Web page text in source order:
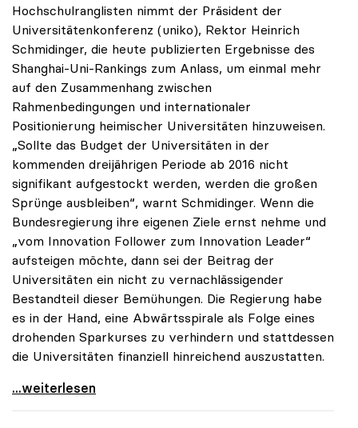
Hochschulranglisten nimmt der Präsident der
Universitätenkonferenz (uniko), Rektor Heinrich
Schmidinger, die heute publizierten Ergebnisse des
Shanghai-Uni-Rankings zum Anlass, um einmal mehr
auf den Zusammenhang zwischen
Rahmenbedingungen und internationaler
Positionierung heimischer Universitäten hinzuweisen.
„Sollte das Budget der Universitäten in der
kommenden dreijährigen Periode ab 2016 nicht
signifikant aufgestockt werden, werden die großen
Sprünge ausbleiben“, warnt Schmidinger. Wenn die
Bundesregierung ihre eigenen Ziele ernst nehme und
„vom Innovation Follower zum Innovation Leader“
aufsteigen möchte, dann sei der Beitrag der
Universitäten ein nicht zu vernachlässigender
Bestandteil dieser Bemühungen. Die Regierung habe
es in der Hand, eine Abwärtsspirale als Folge eines
drohenden Sparkurses zu verhindern und stattdessen
die Universitäten finanziell hinreichend auszustatten.
uniko-Appell an Politik: „Die Universitäten nicht
...weiterlesen